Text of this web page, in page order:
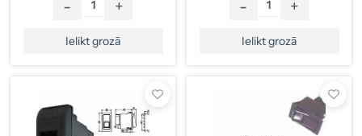
- +
Ielikt grozā
- +
Ielikt grozā